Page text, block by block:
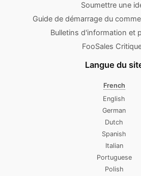
Soumettre une
Guide de démarrage du
Bulletins d'information et
FooSales
Langue du
French
English
German
Dutch
Spanish
Italian
Portuguese
Polish